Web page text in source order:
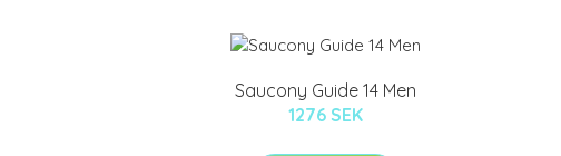
Saucony Guide 14 Men
1276 SEK